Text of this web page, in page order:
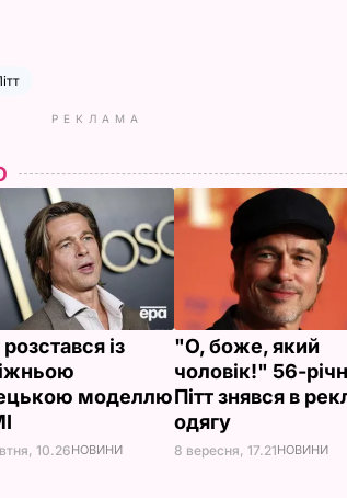
РЕКЛАМА
розстався із
моделлю
10.26НОВИНИ
"О, боже, який
чоловік!" 56-
Пітт знявся в
одягу
8 вересня, 17.21НОВИНИ